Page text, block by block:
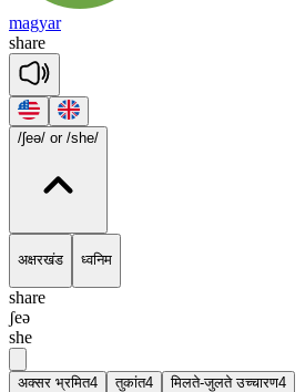
magyar
share
/ʃeə/ or /she/
अक्षरखंड ध्वनिम
share
ʃeə
she
अक्सर भ्रमित4 तुकांत4 मिलते-जुलते उच्चारण4